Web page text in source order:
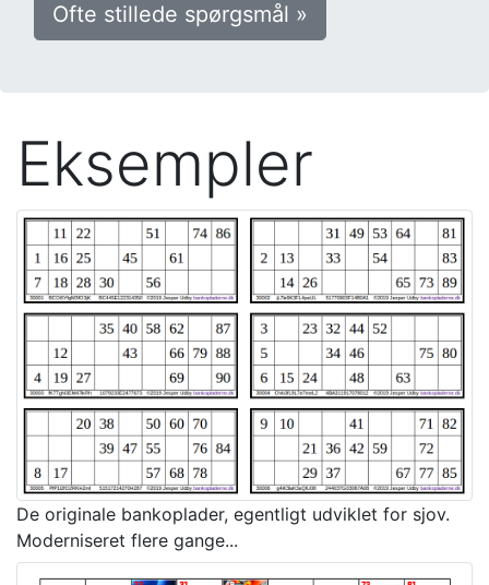
Ofte stillede spørgsmål »
Eksempler
De originale bankoplader, egentligt udviklet for sjov.
Moderniseret flere gange...